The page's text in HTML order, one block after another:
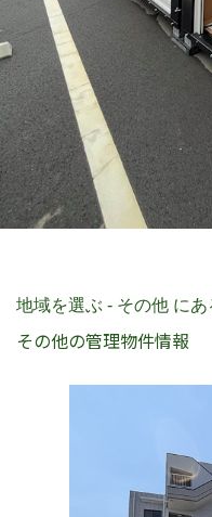
地域を選ぶ - その他 にあ
その他の管理物件情報